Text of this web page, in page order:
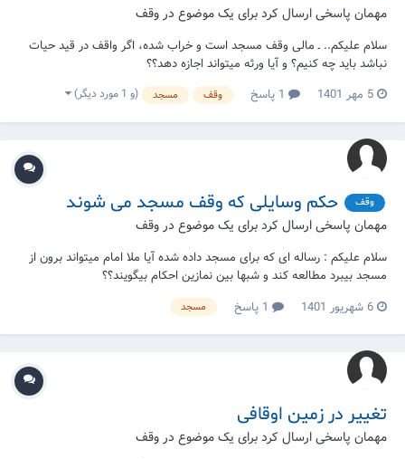
مهمان پاسخی ارسال کرد برای یک موضوع در وقف
سلام علیکم.. ـ مالی وقف مسجد است و خراب شده، اگر واقف در قید حیات
نباشد باید چه کنیم؟ و آیا ورثه میتواند اجازه دهد؟؟
5 مهر 1401
وقف مسجد (و 1 مورد دیگر)
وقف حکم وسایلی که وقف مسجد می شوند
مهمان پاسخی ارسال کرد برای یک موضوع در وقف
سلام علیکم : رساله ای که برای مسجد داده شده آیا ملا امام میتواند برون از
مسجد بیبرد مطالعه کند و شبها بین نمازین احکام بیگویند؟؟
6 شهریور 1401
مسجد
تغییر در زمین اوقافی
مهمان پاسخی ارسال کرد برای یک موضوع دروقف